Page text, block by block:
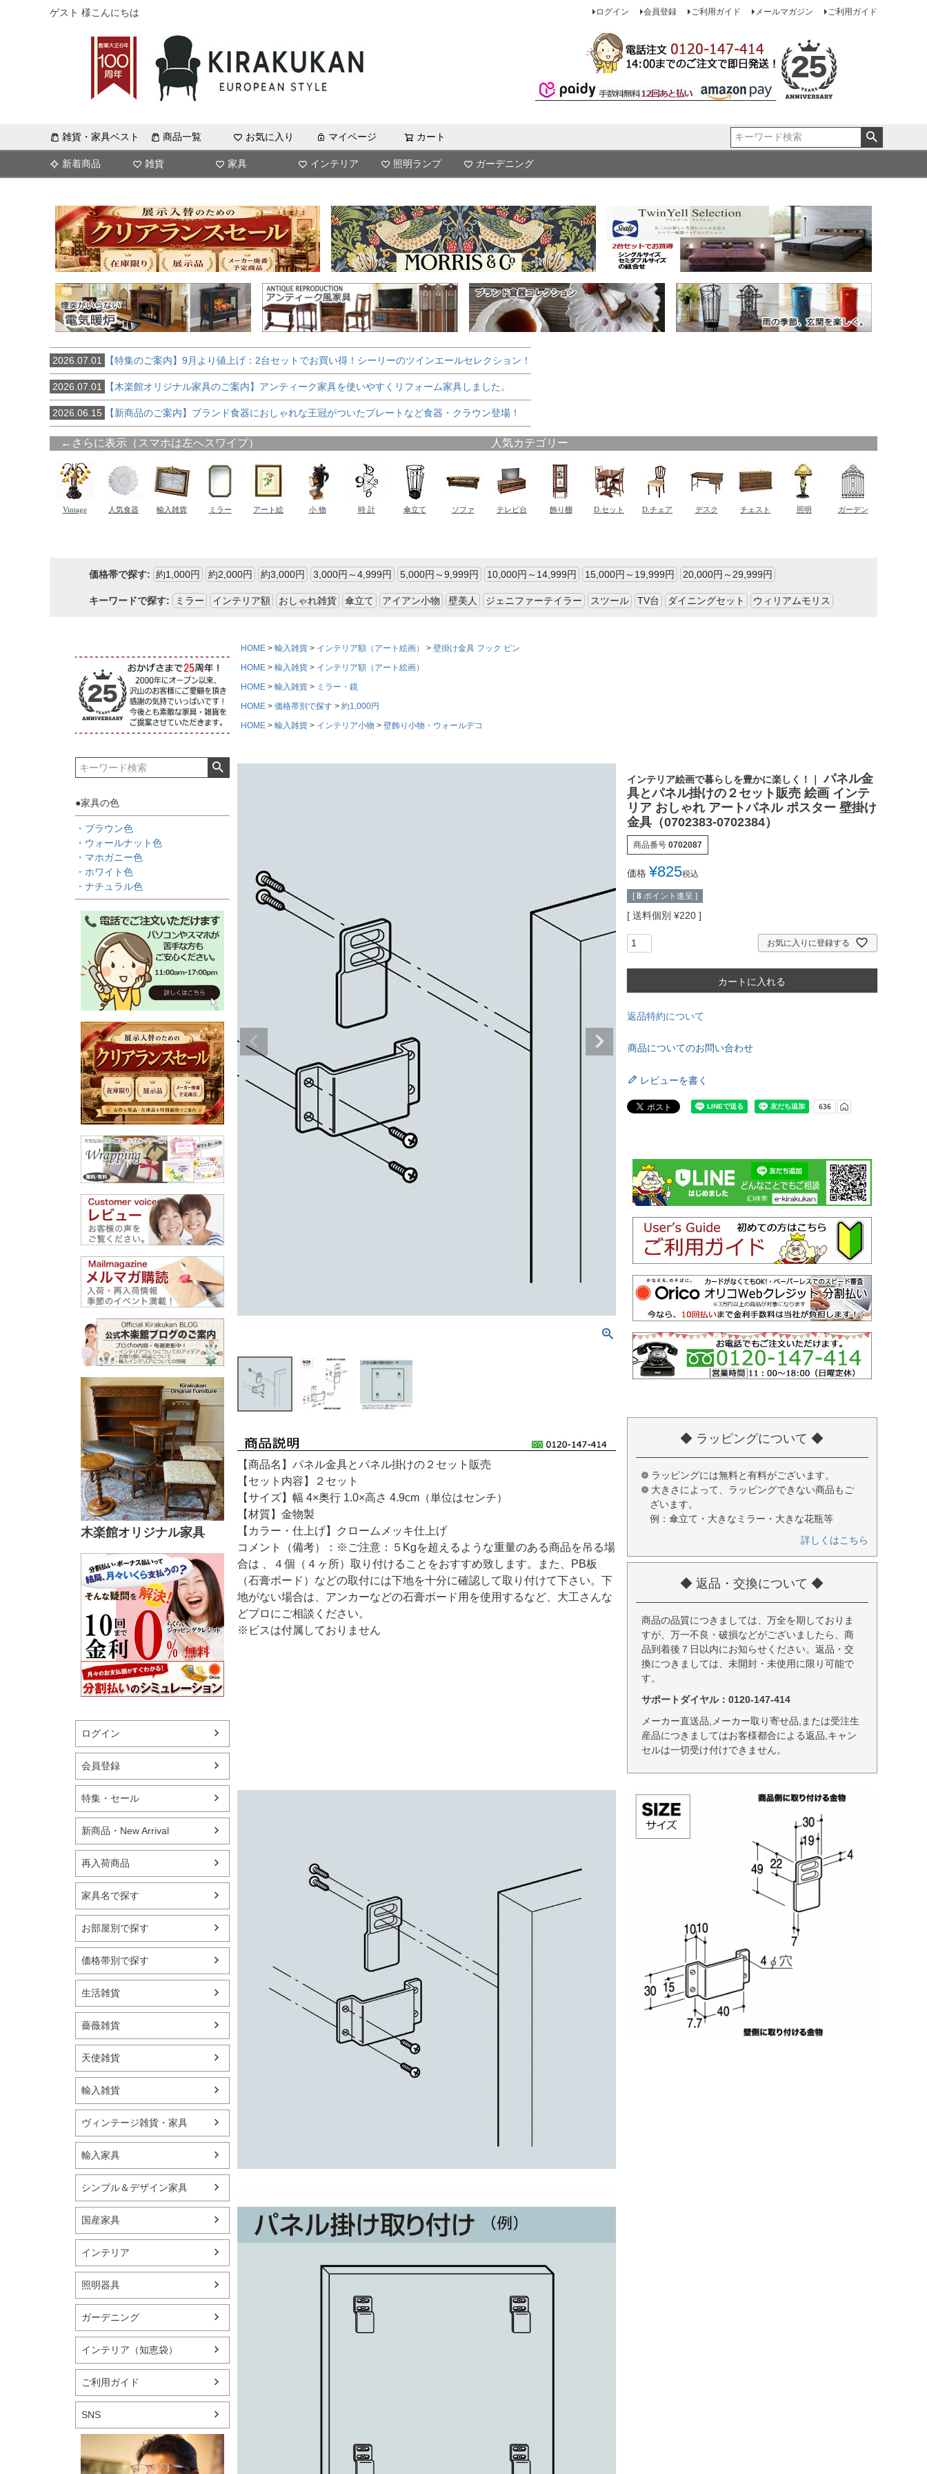
ゲスト 様こんにちは ログイン 会員登録 ご利用ガイド メールマガジン ご利用ガイド
雑貨・家具ベスト 商品一覧 お気に入り マイページ カート
新着商品 雑貨 家具 インテリア 照明ランプ ガーデニング
2026.07.01 【特集のご案内】9月より値上げ：2台セットでお買い得！シーリーのツインエールセレクション！
2026.07.01 【木楽館オリジナル家具のご案内】アンティーク家具を使いやすくリフォーム家具しました。
2026.06.15 【新商品のご案内】ブランド食器におしゃれな王冠がついたプレートなど食器・クラウン登場！
価格帯で探す: 約1,000円 約2,000円 約3,000円 3,000円～4,999円 5,000円～9,999円 10,000円～14,999円 15,000円～19,999円 20,000円～29,999円
キーワードで探す: ミラー インテリア額 おしゃれ雑貨 傘立て アイアン小物 壁美人 ジェニファーテイラー スツール TV台 ダイニングセット ウィリアムモリス
●家具の色
・ブラウン色
・ウォールナット色
・マホガニー色
・ホワイト色
・ナチュラル色
木楽館オリジナル家具
ログイン
会員登録
特集・セール
新商品・New Arrival
再入荷商品
家具名で探す
お部屋別で探す
価格帯別で探す
生活雑貨
薔薇雑貨
天使雑貨
輸入雑貨
ヴィンテージ雑貨・家具
輸入家具
シンプル＆デザイン家具
国産家具
インテリア
照明器具
ガーデニング
インテリア（知恵袋）
ご利用ガイド
SNS
HOME 輸入雑貨 インテリア額（アート絵画）
壁掛け金具 フック ピン
HOME
輸入雑貨
インテリア額（アート絵画）
HOME
輸入雑貨
ミラー・鏡
HOME
価格帯別で探す
約1,000円
HOME
輸入雑貨 インテリア小物 壁飾り小物・ウォールデコ
【商品名】パネル金具とパネル掛けの２セット販売
【セット内容】２セット
【サイズ】幅 4×奥行 1.0×高さ 4.9cm（単位はセンチ）
【材質】金物製
【カラー・仕上げ】クロームメッキ仕上げ
コメント（備考）：※ご注意：５Kgを超えるような重量のある商品を吊る場
合は 、４個（４ヶ所）取り付けることをおすすめ致します。また、PB板
（石膏ボード）などの取付には下地を十分に確認して取り付けて下さい。下
地がない場合は、アンカーなどの石膏ボード用を使用するなど、大工さんな
どプロにご相談ください。
※ビスは付属しておりません
インテリア絵画で暮らしを豊かに楽しく！｜
パネル金
具とパネル掛けの２セット販売 絵画 インテ
リア おしゃれ アートパネル ポスター 壁掛け
金具（0702383-0702384）
商品番号 0702087
価格 ¥825税込
[ 8 ポイント進呈 ]
送料個別 ¥220
お気に入りに登録する
カートに入れる
返品特約について
商品についてのお問い合わせ
レビューを書く
◆ ラッピングについて ◆
ラッピングには無料と有料がございます。
大きさによって、ラッピングできない商品もご
ざいます。
例：傘立て・大きなミラー・大きな花瓶等
詳しくはこちら
◆ 返品・交換について ◆
商品の品質につきましては、万全を期しておりま
すが、万一不良・破損などがございましたら、商
品到着後７日以内にお知らせください。返品・交
換につきましては、未開封・未使用に限り可能で
す。
サポートダイヤル：0120-147-414
メーカー直送品,メーカー取り寄せ品,または受注生
産品につきましてはお客様都合による返品,キャン
セルは一切受け付けできません。